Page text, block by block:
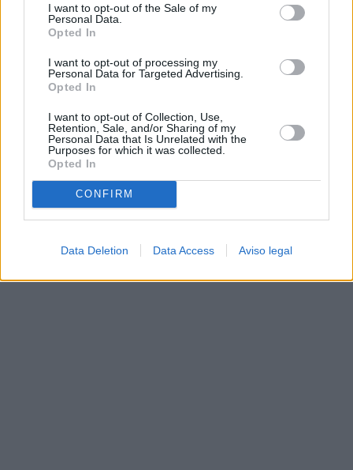
cualquier momento entrando de nuevo en este sitio web o
visitando nuestra política de privacidad.
I want to opt-out of the Sale of my
Personal Data.
Opted In
I want to opt-out of processing my
Personal Data for Targeted Advertising.
Opted In
I want to opt-out of Collection, Use,
Retention, Sale, and/or Sharing of my
Personal Data that Is Unrelated with the
Purposes for which it was collected.
Opted In
CONFIRM
Data Deletion Data Access Aviso legal